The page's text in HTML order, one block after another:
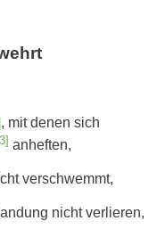
, mit denen sich
anheften,
verschwemmt,
nicht verlieren,